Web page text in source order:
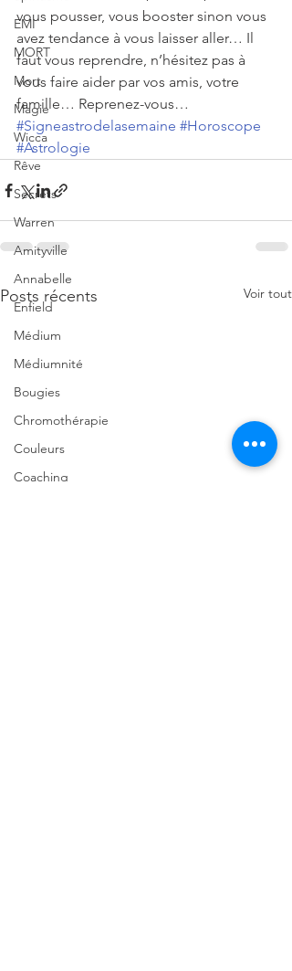
EMI
MORT
Mort
Magie
Wicca
Rêve
Secrets
Warren
Amityville
Annabelle
Enfield
Médium
Médiumnité
Bougies
Chromothérapie
Couleurs
Coaching
vous pousser, vous booster sinon vous
avez tendance à vous laisser aller… Il
faut vous reprendre, n’hésitez pas à
vous faire aider par vos amis, votre
famille… Reprenez-vous…
#Signeastrodelasemaine #Horoscope
#Astrologie
Posts récents Voir tout